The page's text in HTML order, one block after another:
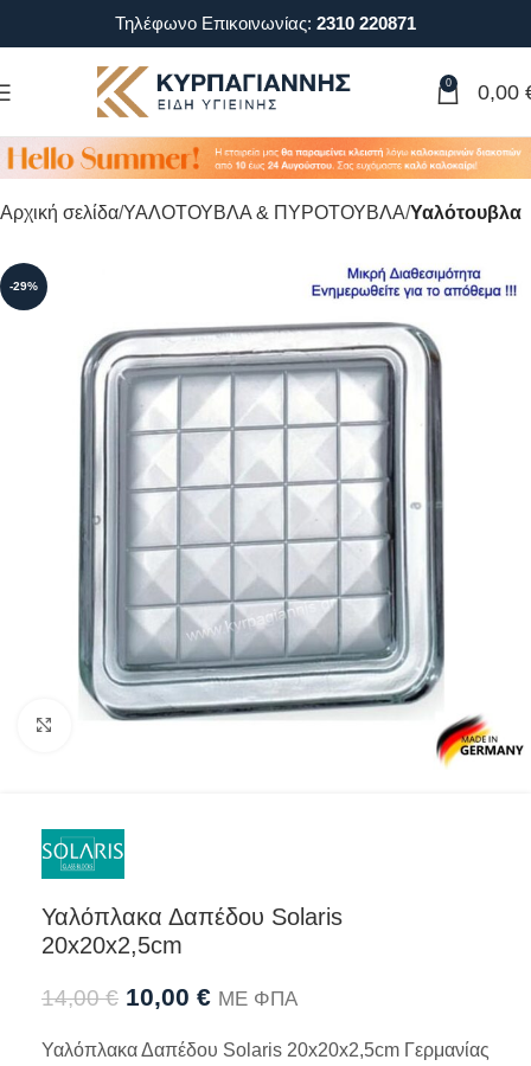
Τηλέφωνο Επικοινωνίας: 2310 220871
0 0,00
Αρχική σελίδα ΥΑΛΟΤΟΥΒΛΑ & ΠΥΡΟΤΟΥΒΛΑ Υαλότουβλα
-29%
Προβολή
Υαλόπλακα Δαπέδου Solaris
20x20x2,5cm
14,00€ 10,00 € ΜΕ ΦΠΑ
Υαλόπλακα Δαπέδου Solaris 20x20x2,5cm Γερμανίας